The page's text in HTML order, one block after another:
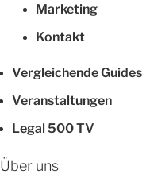
Marketing
Kontakt
Vergleichende Guides
Veranstaltungen
Legal 500 TV
Über uns